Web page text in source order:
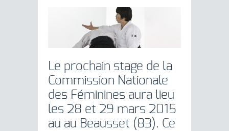
Le prochain stage de la
Commission Nationale
des Féminines aura lieu
les 28 et 29 mars 2015
au au Beausset (83). Ce